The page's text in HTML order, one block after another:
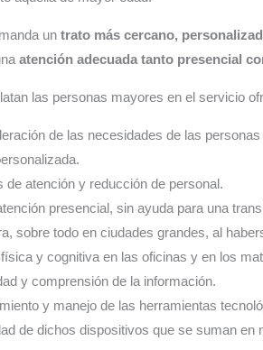
un trato más cercano,
atención adecuada tanto presencial
las personas mayores en el servicio
de las necesidades de las
de atención y reducción de personal.
presencial, sin ayuda para una
sobre todo en ciudades grandes, al
y cognitiva en las oficinas y en los
y comprensión de la información.
y manejo de las herramientas
de dichos dispositivos que se suman